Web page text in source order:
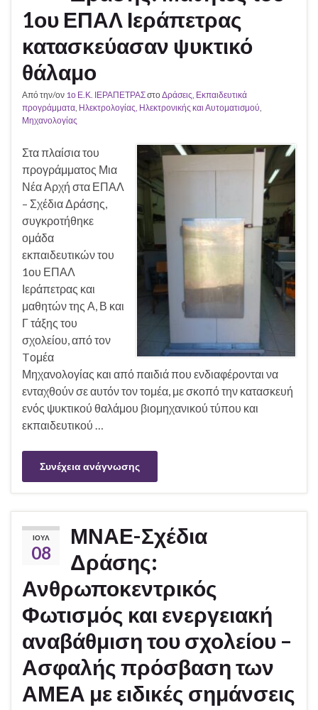
1ου ΕΠΑΛ Ιεράπετρας
κατασκεύασαν ψυκτικό
θάλαμο
Από την/ον 1ο Ε.Κ. ΙΕΡΑΠΕΤΡΑΣστοΔράσεις, Εκπαιδευτικά
προγράμματα, Ηλεκτρολογίας, Ηλεκτρονικής και Αυτοματισμού,
Μηχανολογίας
Στα πλαίσια του
προγράμματος Μια
Νέα Αρχή στα ΕΠΑΛ
– Σχέδια Δράσης,
συγκροτήθηκε
ομάδα
εκπαιδευτικών του
1ου ΕΠΑΛ
Ιεράπετρας και
μαθητών της Α, Β και
Γ τάξης του
σχολείου, από τον
Tομέα
Μηχανολογίας και από παιδιά που ενδιαφέρονται να
ενταχθούν σε αυτόν τον τομέα, με σκοπό την κατασκευή
ενός ψυκτικού θαλάμου βιομηχανικού τύπου και
εκπαιδευτικού …
Συνέχεια ανάγνωσης
ΙΟΎΛ
08
ΜΝΑΕ-Σχέδια
Δράσης:
Ανθρωποκεντρικός
Φωτισμός και ενεργειακή
αναβάθμιση του σχολείου –
Ασφαλής πρόσβαση των
ΑΜΕΑ με ειδικές σημάνσεις